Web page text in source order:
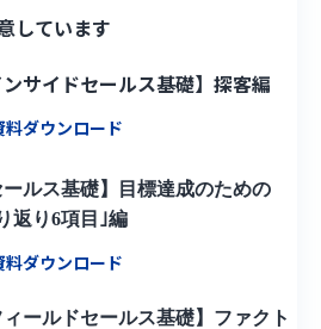
しています
ンサイドセールス基礎】探客編
料ダウンロード
ールス基礎】目標達成のための
返り6項目｣編
料ダウンロード
ィールドセールス基礎】ファクト